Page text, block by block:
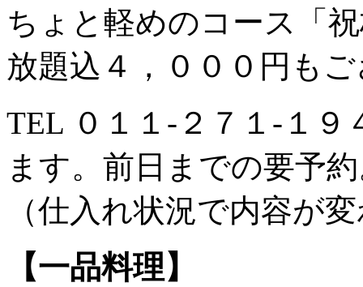
ちょと軽めのコース「
放題込４，０００円も
TEL ０１１-２７１-１
ます。前日までの要予
（仕入れ状況で内容が
【一品料理】